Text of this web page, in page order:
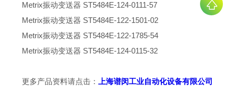
Metrix振动变送器 ST5484E-124-0111-57
Metrix振动变送器 ST5484E-122-1501-02
Metrix振动变送器 ST5484E-122-1785-54
Metrix振动变送器 ST5484E-124-0115-32
更多产品资料请点击： 上海谱闵工业自动化设备有限公司